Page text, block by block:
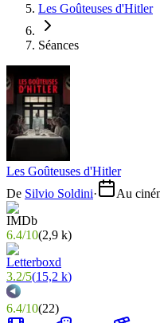
Les Goûteuses d'Hitler
Séances
Les Goûteuses d'Hitler
De Silvio Soldini· Au
6.4/10(2,9 k)
3.2/5(15,2 k)
6.4/10(22)